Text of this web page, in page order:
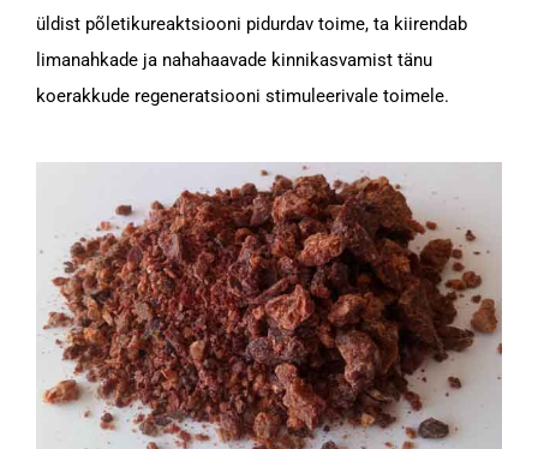
üldist põletikureaktsiooni pidurdav toime, ta kiirendab
limanahkade ja nahahaavade kinnikasvamist tänu
koerakkude regeneratsiooni stimuleerivale toimele.